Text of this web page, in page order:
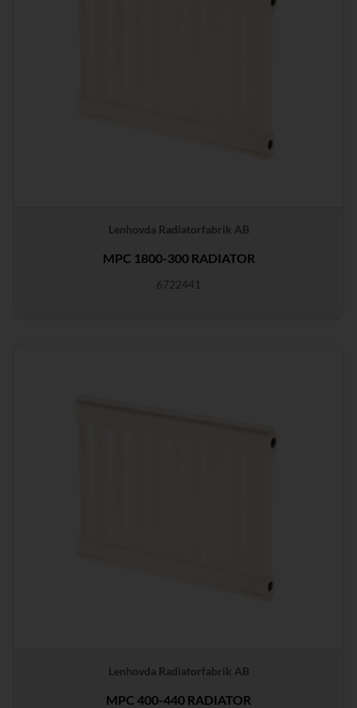
Lenhovda Radiatorfabrik AB
MPC 1800-300 RADIATOR
6722441
Lenhovda Radiatorfabrik AB
MPC 400-440 RADIATOR